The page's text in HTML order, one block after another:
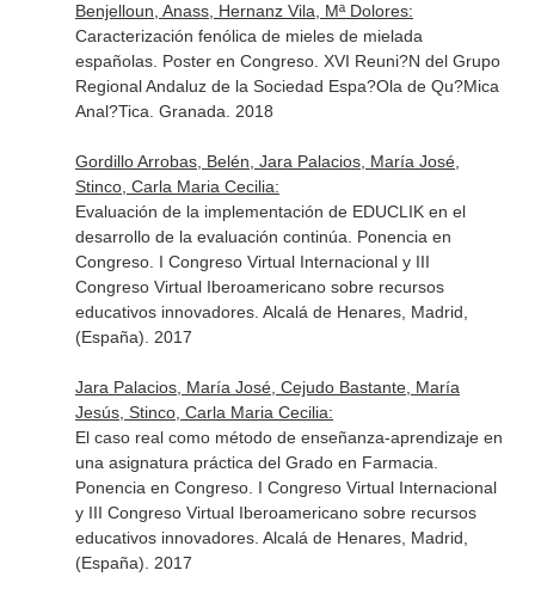
Benjelloun, Anass, Hernanz Vila, Mª Dolores:
Caracterización fenólica de mieles de mielada
españolas. Poster en Congreso. XVI Reuni?N del Grupo
Regional Andaluz de la Sociedad Espa?Ola de Qu?Mica
Anal?Tica. Granada. 2018
Gordillo Arrobas, Belén, Jara Palacios, María José,
Stinco, Carla Maria Cecilia:
Evaluación de la implementación de EDUCLIK en el
desarrollo de la evaluación continúa. Ponencia en
Congreso. I Congreso Virtual Internacional y III
Congreso Virtual Iberoamericano sobre recursos
educativos innovadores. Alcalá de Henares, Madrid,
(España). 2017
Jara Palacios, María José, Cejudo Bastante, María
Jesús, Stinco, Carla Maria Cecilia:
El caso real como método de enseñanza-aprendizaje en
una asignatura práctica del Grado en Farmacia.
Ponencia en Congreso. I Congreso Virtual Internacional
y III Congreso Virtual Iberoamericano sobre recursos
educativos innovadores. Alcalá de Henares, Madrid,
(España). 2017